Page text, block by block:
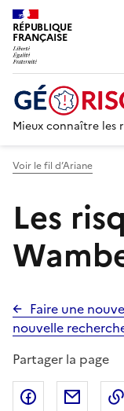
RÉPUBLIQUE
FRANÇAISE
Mieux connaître les
Voir le fil d’Ariane
Les
Faire une
nouvelle
Partager la page
Partager sur